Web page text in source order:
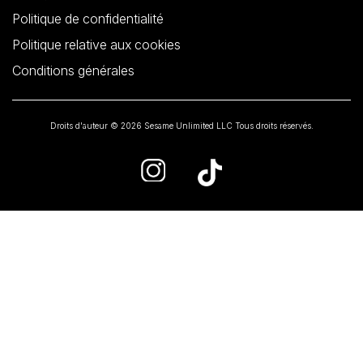
Politique de confidentialité
Politique relative aux cookies
Conditions générales
Droits d'auteur © 2026 Sesame Unlimited LLC Tous droits réservés.